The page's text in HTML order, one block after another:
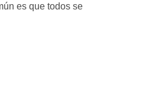
es que todos se